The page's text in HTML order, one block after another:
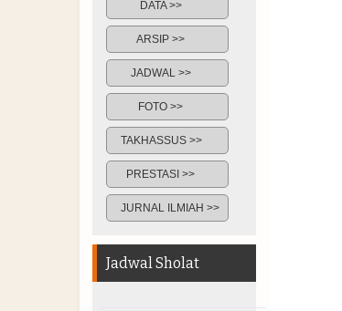
DATA >>
ARSIP >>
JADWAL >>
FOTO >>
TAKHASSUS >>
PRESTASI >>
JURNAL ILMIAH >>
Jadwal Sholat